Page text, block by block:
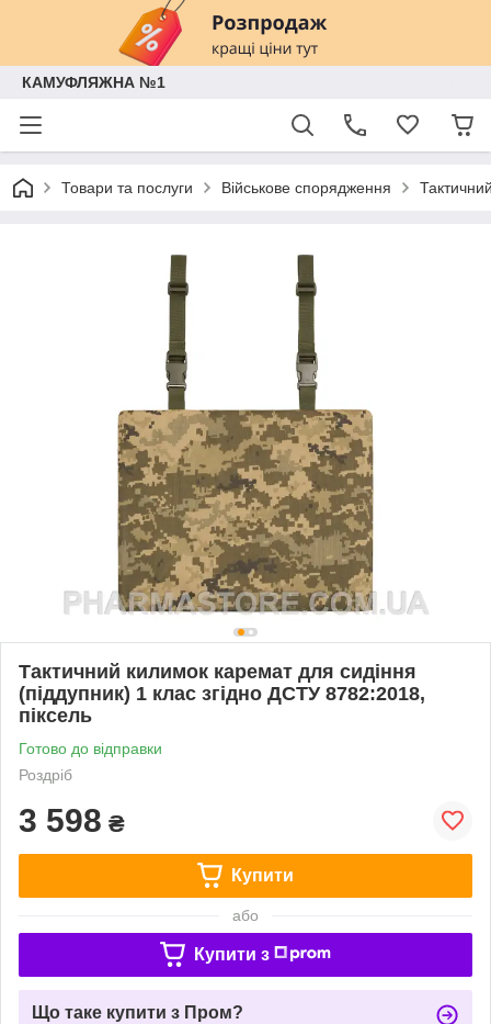
КАМУФЛЯЖНА №1
Товари та послуги Військове спорядження
Тактичний килимок каремат для сидіння
(піддупник) 1 клас згідно ДСТУ 8782:2018,
піксель
Готово до відправки
Роздріб
3 598 ₴
Купити
або
Купити з
Що таке купити з Пром?